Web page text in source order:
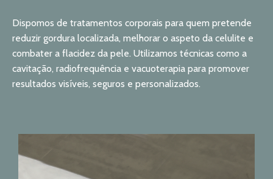
Dispomos de tratamentos corporais para quem pretende
reduzir gordura localizada, melhorar o aspeto da celulite e
combater a flacidez da pele. Utilizamos técnicas como a
cavitação, radiofrequência e vacuoterapia para promover
resultados visíveis, seguros e personalizados.